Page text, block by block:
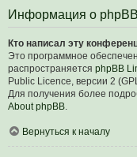
Информация о phpBB
Кто написал эту
Это программное
распространяется phpBB
Public Licence, версии 2
Для получения более
About phpBB.
Вернуться к началу